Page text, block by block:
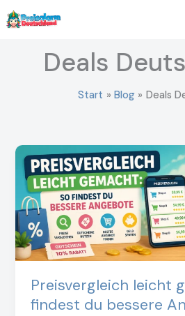
Zum
Inhalt
Deals
Start Blog Deals
Preisvergleich leicht
findest du bessere